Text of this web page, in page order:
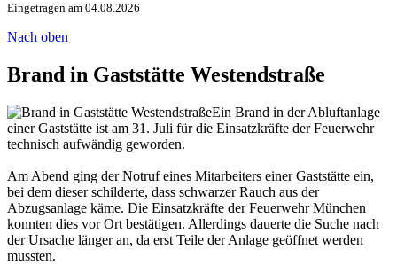
Eingetragen am 04.08.2026
Nach oben
Brand in Gaststätte Westendstraße
Ein Brand in der Abluftanlage
einer Gaststätte ist am 31. Juli für die Einsatzkräfte der Feuerwehr
technisch aufwändig geworden.
Am Abend ging der Notruf eines Mitarbeiters einer Gaststätte ein,
bei dem dieser schilderte, dass schwarzer Rauch aus der
Abzugsanlage käme. Die Einsatzkräfte der Feuerwehr München
konnten dies vor Ort bestätigen. Allerdings dauerte die Suche nach
der Ursache länger an, da erst Teile der Anlage geöffnet werden
mussten.